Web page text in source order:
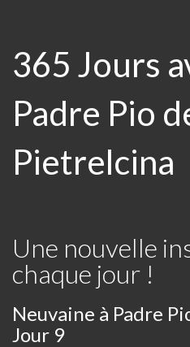
365 Jours
Padre Pio
Pietrelcina
Une nouvelle
chaque jour !
Neuvaine à Padre
Jour 9